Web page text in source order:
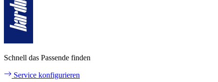
Schnell das Passende finden
Service konfigurieren